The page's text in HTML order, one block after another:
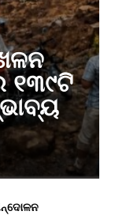
୧୩୯ଟି